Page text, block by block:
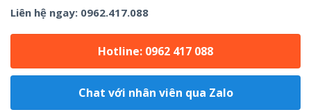
Liên hệ ngay: 0962.417.088
Hotline: 0962 417 088
Chat với nhân viên qua Zalo